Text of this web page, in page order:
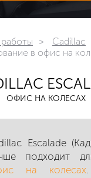
Cadillac
в офис на
ОФИС НА КОЛЕСАХ
Escalade
подходит
на колесах